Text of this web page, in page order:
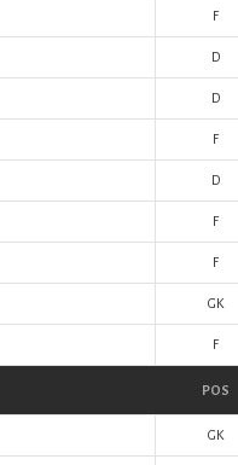
F
D
D
F
D
F
F
GK
F
POS
GK